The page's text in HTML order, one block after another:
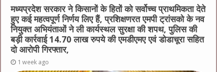
मध्यप्रदेश सरकार ने किसानों के हितों को सर्वोच्च प्राथमिकता देते
हुए कई महत्वपूर्ण निर्णय लिए हैं, प्रशिक्षणरत एमपी ट्रांसको के नव
नियुक्त अभियंताओं ने ली कार्यस्थल सुरक्षा की शपथ, पुलिस की
बड़ी कार्रवाई 14.70 लाख रुपये की एमडीएमए एवं डोडाचूरा सहित
दो आरोपी गिरफ्तार,
1 week ago